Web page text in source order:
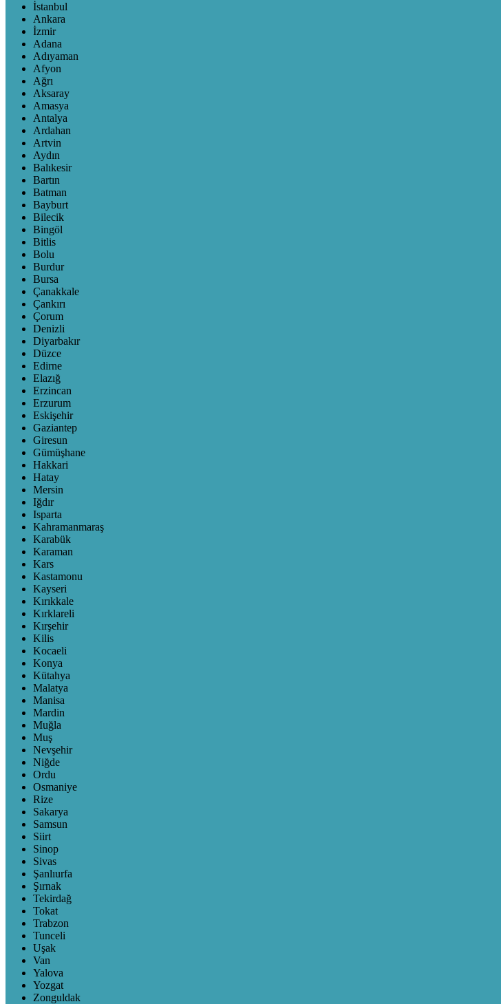
İstanbul
Ankara
İzmir
Adana
Adıyaman
Afyon
Ağrı
Aksaray
Amasya
Antalya
Ardahan
Artvin
Aydın
Balıkesir
Bartın
Batman
Bayburt
Bilecik
Bingöl
Bitlis
Bolu
Burdur
Bursa
Çanakkale
Çankırı
Çorum
Denizli
Diyarbakır
Düzce
Edirne
Elazığ
Erzincan
Erzurum
Eskişehir
Gaziantep
Giresun
Gümüşhane
Hakkari
Hatay
Mersin
Iğdır
Isparta
Kahramanmaraş
Karabük
Karaman
Kars
Kastamonu
Kayseri
Kırıkkale
Kırklareli
Kırşehir
Kilis
Kocaeli
Konya
Kütahya
Malatya
Manisa
Mardin
Muğla
Muş
Nevşehir
Niğde
Ordu
Osmaniye
Rize
Sakarya
Samsun
Siirt
Sinop
Sivas
Şanlıurfa
Şırnak
Tekirdağ
Tokat
Trabzon
Tunceli
Uşak
Van
Yalova
Yozgat
Zonguldak